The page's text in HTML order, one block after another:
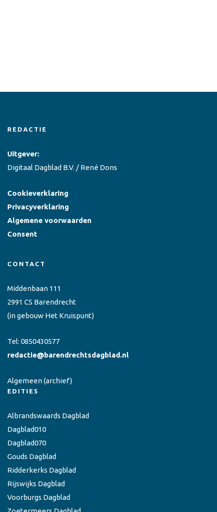
REDACTIE
Uitgever:
Digitaal Dagblad B.V. / René Dons
Cookieverklaring
Privacyverklaring
Algemene voorwaarden
Consent
CONTACT
Middenbaan 111
2991 CS Barendrecht
(in gebouw Het Kruispunt)
Tel: 0850430577
redactie@barendrechtsdagblad.nl
Algemeen(archief)
EDITIES
Albrandswaards Dagblad
Dagblad010
Dagblad070
Gouds Dagblad
Ridderkerks Dagblad
Rijswijks Dagblad
Voorburgs Dagblad